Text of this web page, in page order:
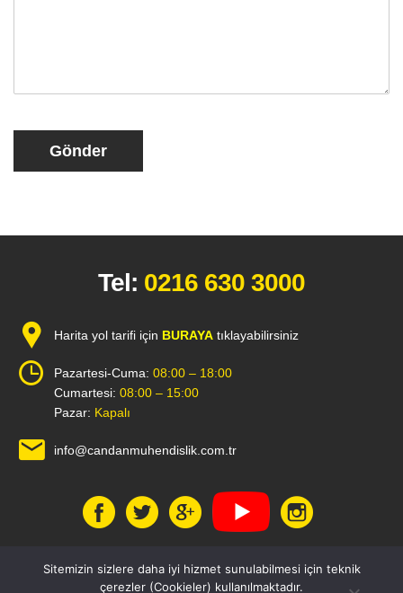
Gönder
Tel: 0216 630 3000
Harita yol tarifi için BURAYA tıklayabilirsiniz
Pazartesi-Cuma: 08:00 – 18:00
Cumartesi: 08:00 – 15:00
Pazar: Kapalı
info@candanmuhendislik.com.tr
Sitemizin sizlere daha iyi hizmet sunulabilmesi için teknik
çerezler (Cookieler) kullanılmaktadır.